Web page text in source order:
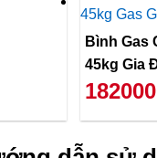
Bình Gas
45kg Gia